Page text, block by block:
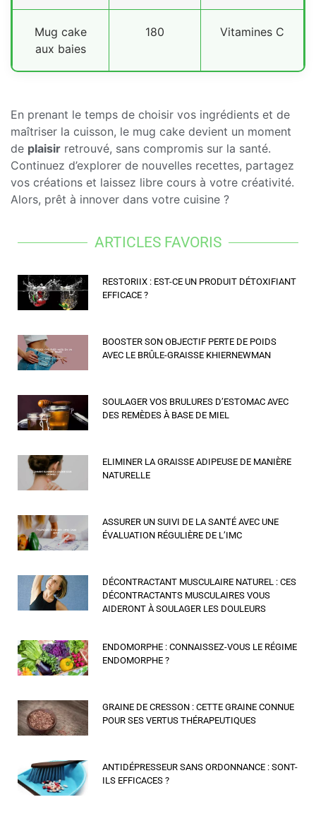
Mug cake
aux baies
180 Vitamines C
En prenant le temps de choisir vos ingrédients et de
maîtriser la cuisson, le mug cake devient un moment
de plaisir retrouvé, sans compromis sur la santé.
Continuez d’explorer de nouvelles recettes, partagez
vos créations et laissez libre cours à votre créativité.
Alors, prêt à innover dans votre cuisine ?
ARTICLES FAVORIS
RESTORIIX : EST-CE UN PRODUIT DÉTOXIFIANT
EFFICACE ?
BOOSTER SON OBJECTIF PERTE DE POIDS
AVEC LE BRÛLE-GRAISSE KHIERNEWMAN
SOULAGER VOS BRULURES D’ESTOMAC AVEC
DES REMÈDES À BASE DE MIEL
ELIMINER LA GRAISSE ADIPEUSE DE MANIÈRE
NATURELLE
ASSURER UN SUIVI DE LA SANTÉ AVEC UNE
ÉVALUATION RÉGULIÈRE DE L’IMC
DÉCONTRACTANT MUSCULAIRE NATUREL : CES
DÉCONTRACTANTS MUSCULAIRES VOUS
AIDERONT À SOULAGER LES DOULEURS
ENDOMORPHE : CONNAISSEZ-VOUS LE RÉGIME
ENDOMORPHE ?
GRAINE DE CRESSON : CETTE GRAINE CONNUE
POUR SES VERTUS THÉRAPEUTIQUES
ANTIDÉPRESSEUR SANS ORDONNANCE : SONT-
ILS EFFICACES ?